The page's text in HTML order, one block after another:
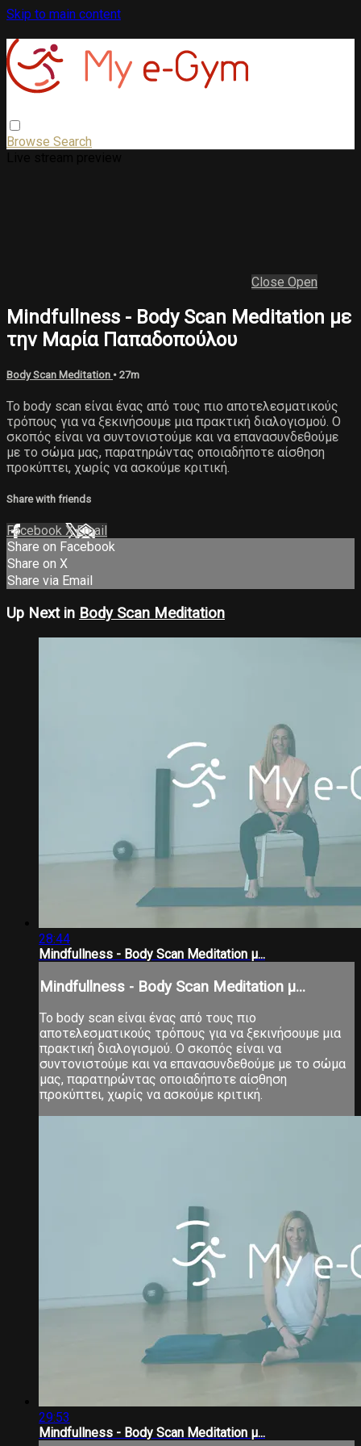
Skip to main content
Browse Search
Close Open
Mindfullness - Body Scan Meditation με
την Μαρία Παπαδοπούλου
Body Scan Meditation • 27m
Το body scan είναι ένας από τους πιο αποτελεσματικούς
τρόπους για να ξεκινήσουμε μια πρακτική διαλογισμού. Ο
σκοπός είναι να συντονιστούμε και να επανασυνδεθούμε
με το σώμα μας, παρατηρώντας οποιαδήποτε αίσθηση
προκύπτει, χωρίς να ασκούμε κριτική.
Share with friends
Facebook XEmail
Share on Facebook
Share on X
Share via Email
Up Next in Body Scan Meditation
28:44
Mindfullness - Body Scan Meditation μ...
Mindfullness - Body Scan Meditation μ...
Το body scan είναι ένας από τους πιο
αποτελεσματικούς τρόπους για να ξεκινήσουμε μια
πρακτική διαλογισμού. Ο σκοπός είναι να
συντονιστούμε και να επανασυνδεθούμε με το σώμα
μας, παρατηρώντας οποιαδήποτε αίσθηση
προκύπτει, χωρίς να ασκούμε κριτική.
29:53
Mindfullness - Body Scan Meditation μ...